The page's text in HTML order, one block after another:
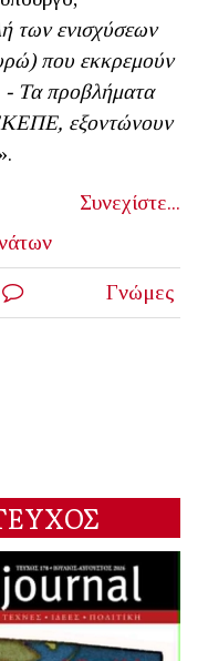
των ενισχύσεων
που εκκρεμούν
- Τα προβλήματα
εξοντώνουν
Συνεχίστε...
Γνώμες